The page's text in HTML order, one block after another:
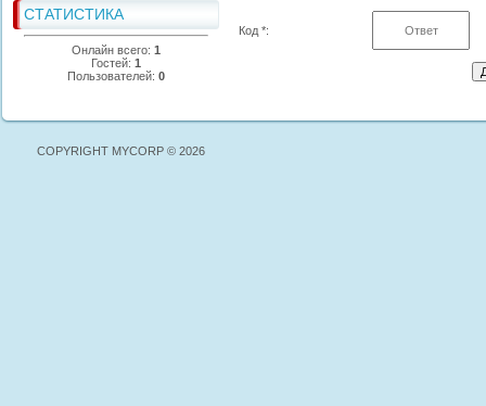
СТАТИСТИКА
Онлайн всего: 1
Гостей: 1
Пользователей: 0
Код *:
COPYRIGHT MYCORP © 2026